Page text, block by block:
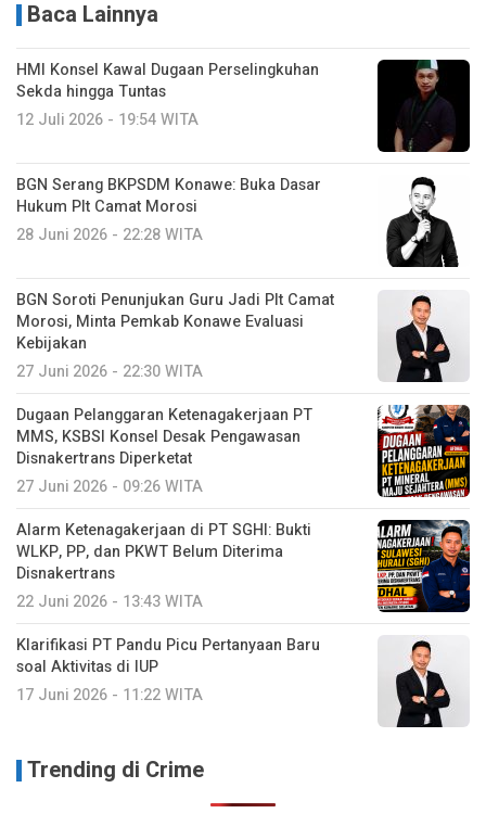
Baca Lainnya
HMI Konsel Kawal Dugaan Perselingkuhan
Sekda hingga Tuntas
12 Juli 2026 - 19:54 WITA
BGN Serang BKPSDM Konawe: Buka Dasar
Hukum Plt Camat Morosi
28 Juni 2026 - 22:28 WITA
BGN Soroti Penunjukan Guru Jadi Plt Camat
Morosi, Minta Pemkab Konawe Evaluasi
Kebijakan
27 Juni 2026 - 22:30 WITA
Dugaan Pelanggaran Ketenagakerjaan PT
MMS, KSBSI Konsel Desak Pengawasan
Disnakertrans Diperketat
27 Juni 2026 - 09:26 WITA
Alarm Ketenagakerjaan di PT SGHI: Bukti
WLKP, PP, dan PKWT Belum Diterima
Disnakertrans
22 Juni 2026 - 13:43 WITA
Klarifikasi PT Pandu Picu Pertanyaan Baru
soal Aktivitas di IUP
17 Juni 2026 - 11:22 WITA
Trending di Crime